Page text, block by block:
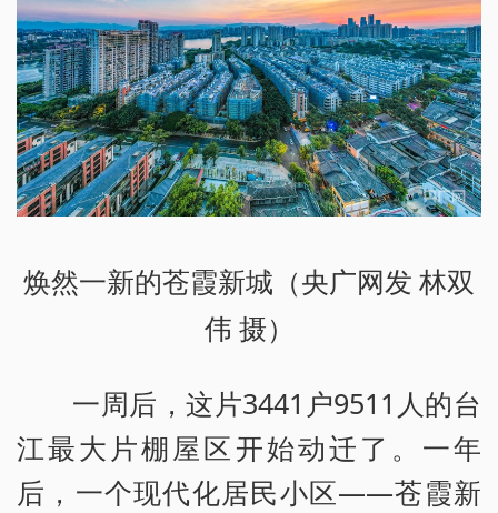
焕然一新的苍霞新城（央广网发 林双
伟 摄）
一周后，这片3441户9511人的台
江最大片棚屋区开始动迁了。一年
后，一个现代化居民小区——苍霞新